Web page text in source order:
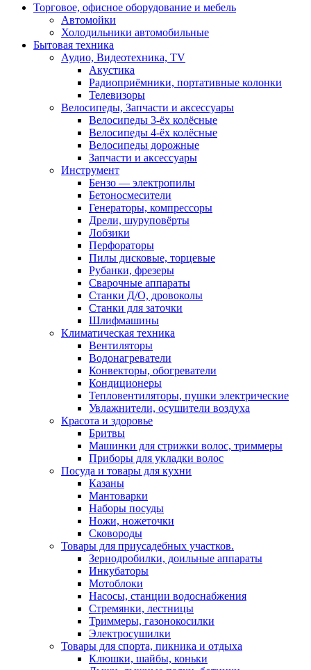
Торговое, офисное оборудование и мебель
Автомойки
Холодильники автомобильные
Бытовая техника
Аудио, Видеотехника, TV
Акустика
Радиоприёмники, портативные колонки
Телевизоры
Велосипеды, Запчасти и аксессуары
Велосипеды 3-ёх колёсные
Велосипеды 4-ёх колёсные
Велосипеды дорожные
Запчасти и аксессуары
Инструмент
Бензо — электропилы
Бетоносмесители
Генераторы, компрессоры
Дрели, шуруповёрты
Лобзики
Перфораторы
Пилы дисковые, торцевые
Рубанки, фрезеры
Сварочные аппараты
Станки Д/О, дровоколы
Станки для заточки
Шлифмашины
Климатическая техника
Вентиляторы
Водонагреватели
Конвекторы, обогреватели
Кондиционеры
Тепловентиляторы, пушки электрические
Увлажнители, осушители воздуха
Красота и здоровье
Бритвы
Машинки для стрижки волос, триммеры
Приборы для укладки волос
Посуда и товары для кухни
Казаны
Мантоварки
Наборы посуды
Ножи, ножеточки
Сковороды
Товары для приусадебных участков.
Зернодробилки, доильные аппараты
Инкубаторы
Мотоблоки
Насосы, станции водоснабжения
Стремянки, лестницы
Триммеры, газонокосилки
Электросушилки
Товары для спорта, пикника и отдыха
Клюшки, шайбы, коньки